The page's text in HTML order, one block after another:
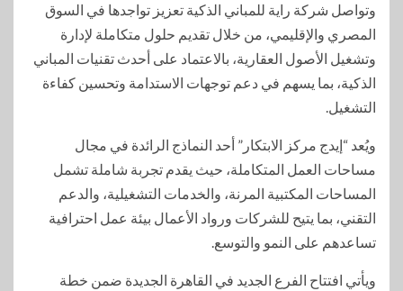
وتواصل شركة راية للمباني الذكية تعزيز تواجدها في السوق
المصري والإقليمي، من خلال تقديم حلول متكاملة لإدارة
وتشغيل الأصول العقارية، بالاعتماد على أحدث تقنيات المباني
الذكية، بما يسهم في دعم توجهات الاستدامة وتحسين كفاءة
التشغيل.
ويُعد “إيدج مركز الابتكار” أحد النماذج الرائدة في مجال
مساحات العمل المتكاملة، حيث يقدم تجربة شاملة تشمل
المساحات المكتبية المرنة، والخدمات التشغيلية، والدعم
التقني، بما يتيح للشركات ورواد الأعمال بيئة عمل احترافية
تساعدهم على النمو والتوسع.
ويأتي افتتاح الفرع الجديد في القاهرة الجديدة ضمن خطة